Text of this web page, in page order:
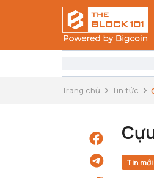
Trang chủ Tin tức
Tin mới